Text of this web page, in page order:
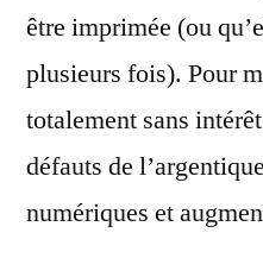
être imprimée (ou
plusieurs fois). Pour
totalement sans
défauts de
numériques et